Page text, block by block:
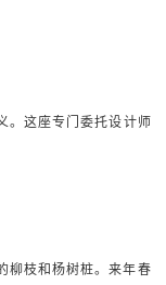
。这座专门委托设计师
柳枝和杨树桩。来年春